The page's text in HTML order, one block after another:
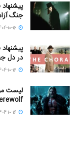
جنگ
در دل